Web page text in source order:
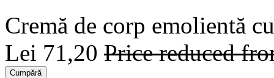
Cremă de corp emolientă
Lei 71,20 Price reduced
Cumpără